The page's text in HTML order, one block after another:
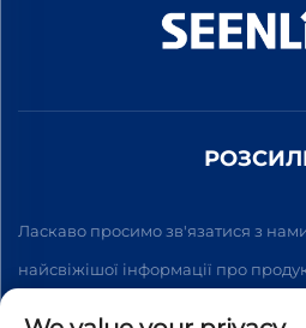
Ласкаво просимо зв'язатися з
найсвіжішої інформації про